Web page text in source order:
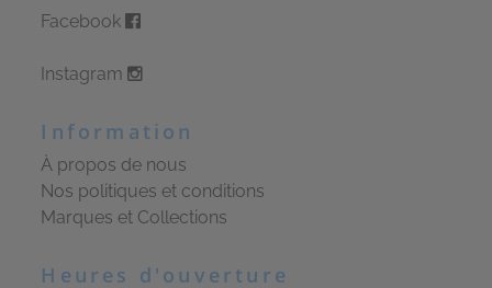
Facebook
Instagram
Information
À propos de nous
Nos politiques et conditions
Marques et Collections
Heures d'ouverture